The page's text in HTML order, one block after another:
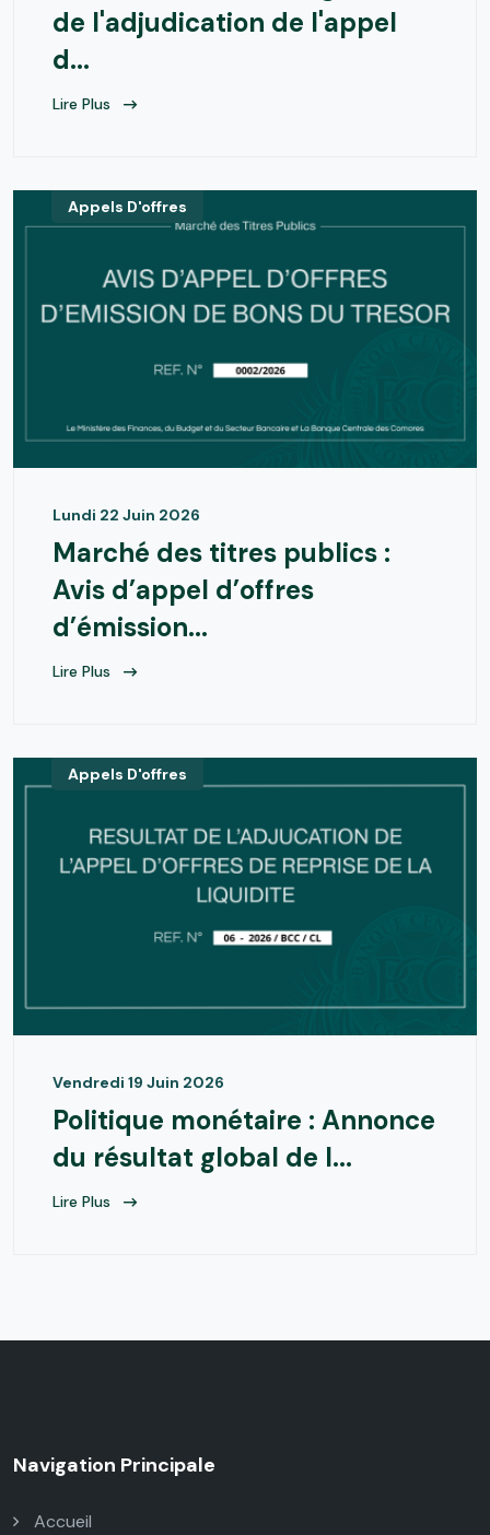
de l'adjudication de l'appel
d...
Lire Plus
Appels D'offres
Lundi 22 Juin 2026
Marché des titres publics :
Avis d’appel d’offres
d’émission...
Lire Plus
Appels D'offres
Vendredi 19 Juin 2026
Politique monétaire : Annonce
du résultat global de l...
Lire Plus
Navigation Principale
Accueil